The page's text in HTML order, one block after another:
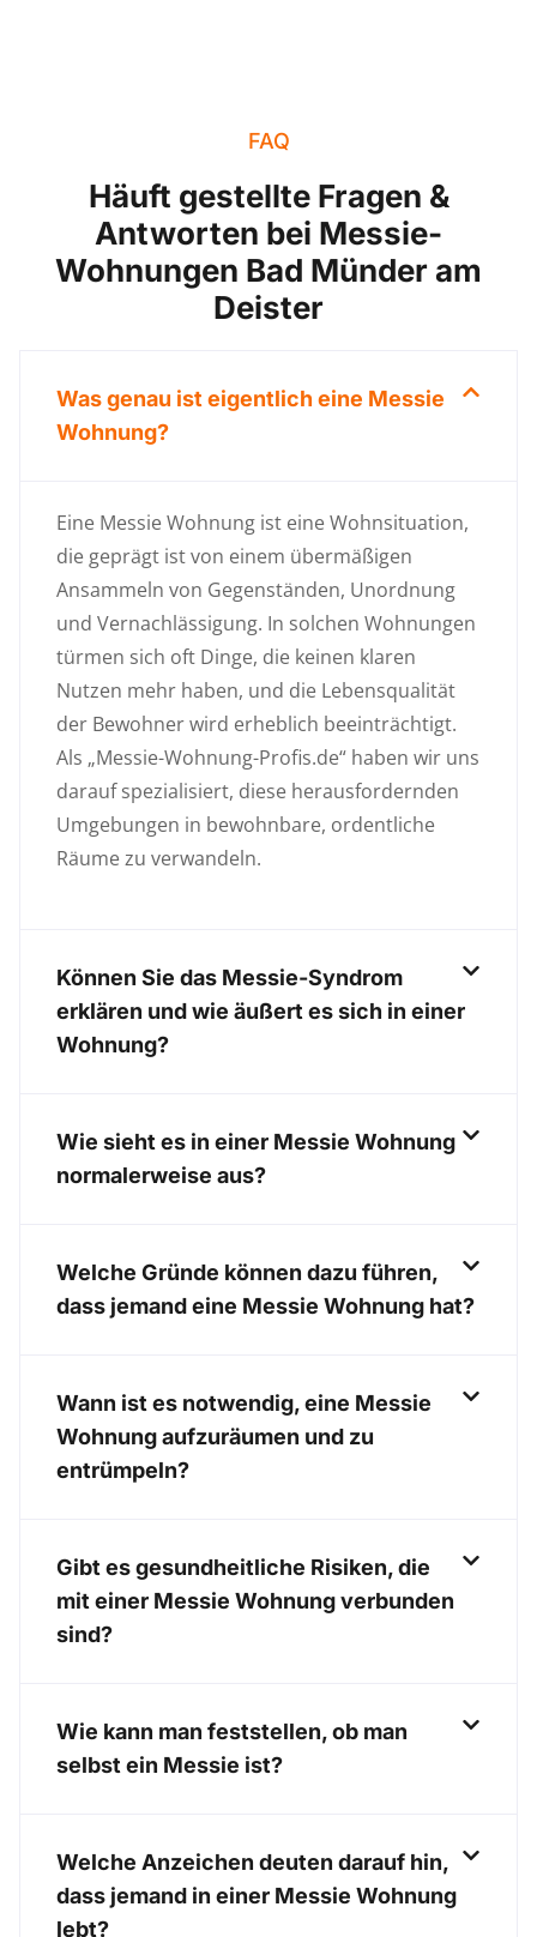
FAQ
Häuft gestellte Fragen &
Antworten bei Messie-
Wohnungen Bad Münder am
Deister
Was genau ist eigentlich eine Messie
Wohnung?
Eine Messie Wohnung ist eine Wohnsituation,
die geprägt ist von einem übermäßigen
Ansammeln von Gegenständen, Unordnung
und Vernachlässigung. In solchen Wohnungen
türmen sich oft Dinge, die keinen klaren
Nutzen mehr haben, und die Lebensqualität
der Bewohner wird erheblich beeinträchtigt.
Als „Messie-Wohnung-Profis.de“ haben wir uns
darauf spezialisiert, diese herausfordernden
Umgebungen in bewohnbare, ordentliche
Räume zu verwandeln.
Können Sie das Messie-Syndrom
erklären und wie äußert es sich in einer
Wohnung?
Wie sieht es in einer Messie Wohnung
normalerweise aus?
Welche Gründe können dazu führen,
dass jemand eine Messie Wohnung hat?
Wann ist es notwendig, eine Messie
Wohnung aufzuräumen und zu
entrümpeln?
Gibt es gesundheitliche Risiken, die
mit einer Messie Wohnung verbunden
sind?
Wie kann man feststellen, ob man
selbst ein Messie ist?
Welche Anzeichen deuten darauf hin,
dass jemand in einer Messie Wohnung
lebt?